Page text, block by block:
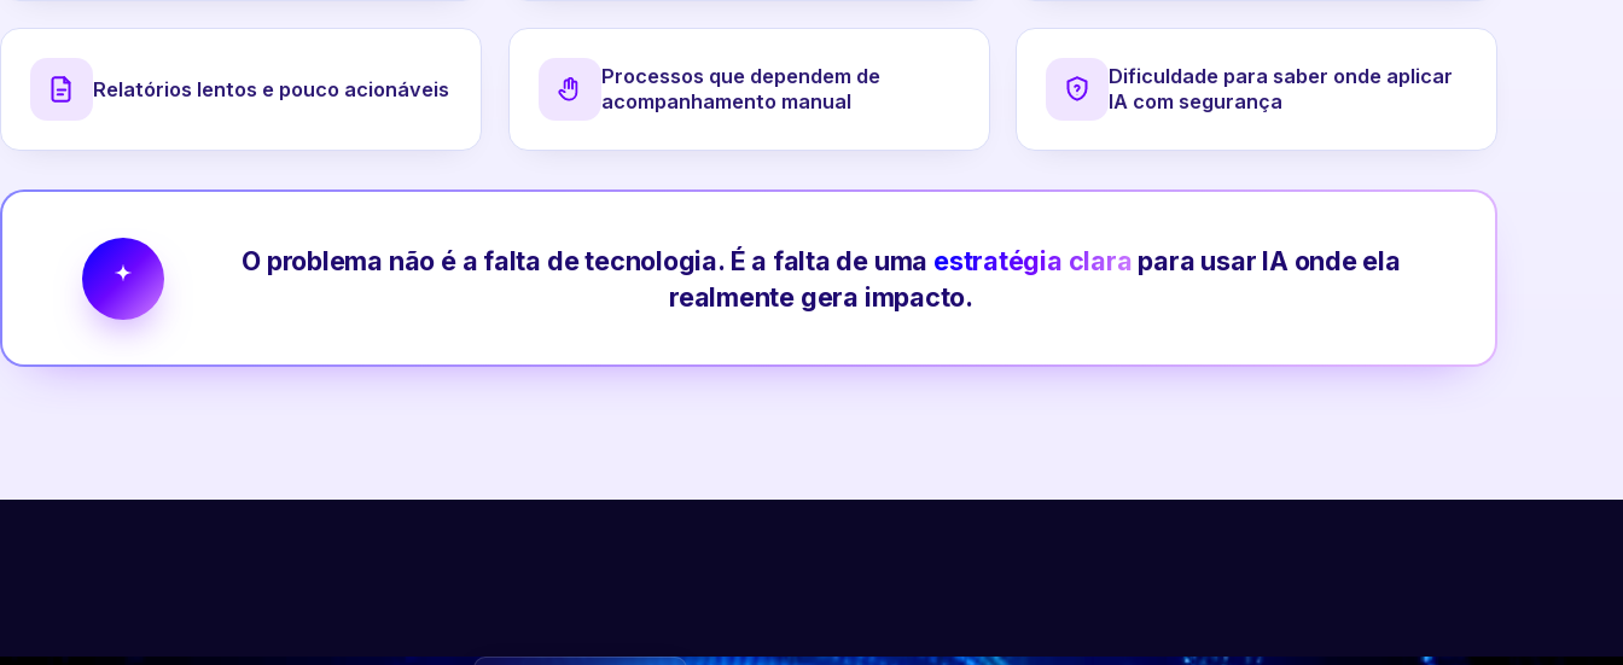
Relatórios lentos e pouco acionáveis
Processos que dependem de
acompanhamento manual
Dificuldade para saber onde aplicar
IA com segurança
O problema não é a falta de tecnologia. É a falta de uma estratégia clara para usar IA onde ela
realmente gera impacto.